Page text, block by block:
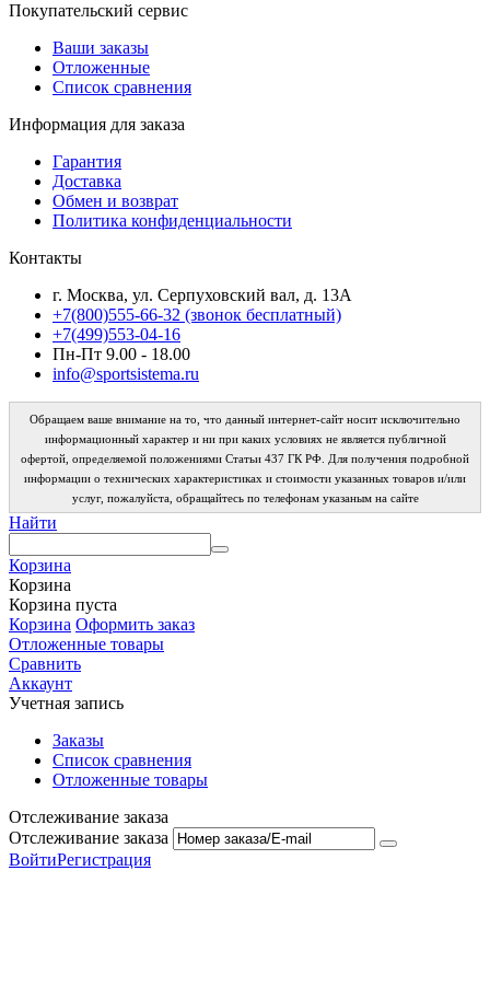
Покупательский сервис
Ваши заказы
Отложенные
Список сравнения
Информация для заказа
Гарантия
Доставка
Обмен и возврат
Политика конфиденциальности
Контакты
г. Москва, ул. Серпуховский вал, д. 13А
+7(800)555-66-32 (звонок бесплатный)
+7(499)553-04-16
Пн-Пт 9.00 - 18.00
info@sportsistema.ru
Обращаем ваше внимание на то, что данный интернет-сайт носит исключительно
информационный характер и ни при каких условиях не является публичной
офертой, определяемой положениями Статьи 437 ГК РФ. Для получения подробной
информации о технических характеристиках и стоимости указанных товаров и/или
услуг, пожалуйста, обращайтесь по телефонам указаным на сайте
Найти
Корзина
Корзина
Корзина пуста
Корзина Оформить заказ
Отложенные товары
Сравнить
Аккаунт
Учетная запись
Заказы
Список сравнения
Отложенные товары
Отслеживание заказа
Отслеживание заказа
ВойтиРегистрация